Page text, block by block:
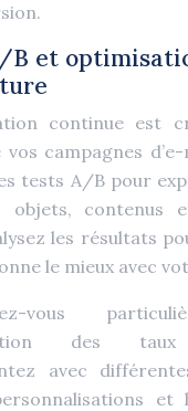
B et
continue est
vos campagnes
tests A/B pour
objets, contenus
les résultats
le mieux avec
vous
des taux
avec
et